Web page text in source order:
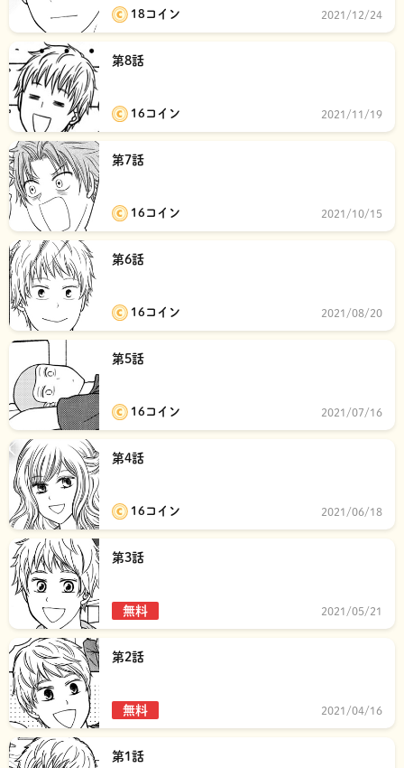
18コイン 2021/12/24
第8話
16コイン 2021/11/19
第7話
16コイン 2021/10/15
第6話
16コイン 2021/08/20
第5話
16コイン 2021/07/16
第4話
16コイン 2021/06/18
第3話
無料 2021/05/21
第2話
無料 2021/04/16
第1話